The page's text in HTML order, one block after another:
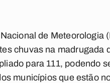
de
chuvas na madrugada
para 111, podendo
municípios que estão